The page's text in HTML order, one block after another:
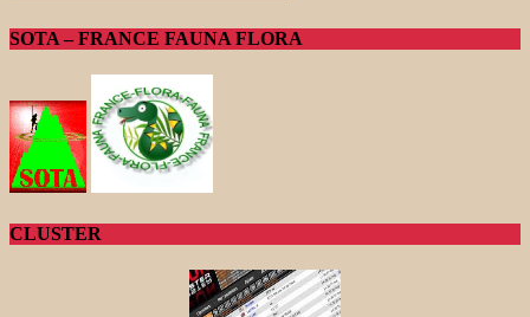
SOTA – FRANCE FAUNA FLORA
CLUSTER